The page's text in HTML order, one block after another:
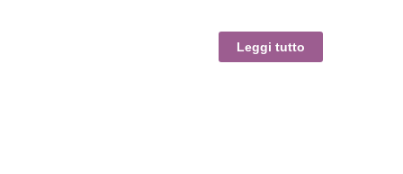
Leggi tutto